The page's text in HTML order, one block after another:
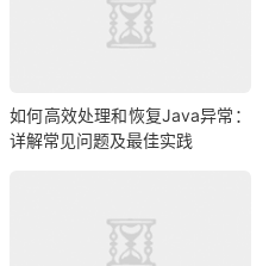
如何高效处理和恢复Java异常：
详解常见问题及最佳实践